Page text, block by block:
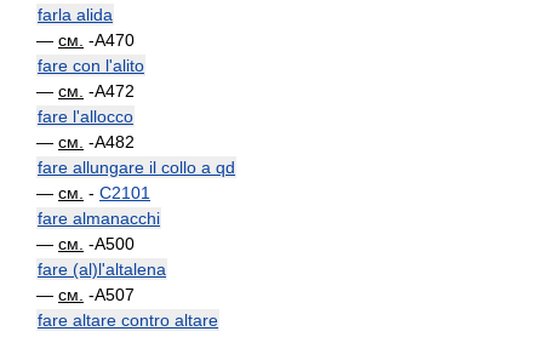
farla alida
— см. -A470
fare con l'alito
— см. -A472
fare l'allocco
— см. -A482
fare allungare il collo a qd
— см. - C2101
fare almanacchi
— см. -A500
fare (al)l'altalena
— см. -A507
fare altare contro altare